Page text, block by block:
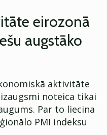
eirozonā
augstāko
aktivitāte
noteica tikai
Par to liecina
PMI indeksu